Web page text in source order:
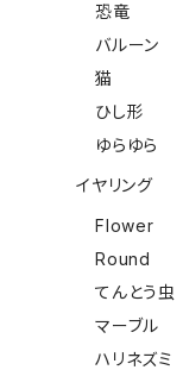
恐竜
バルーン
猫
ひし形
ゆらゆら
イヤリング
Flower
Round
てんとう虫
マーブル
ハリネズミ